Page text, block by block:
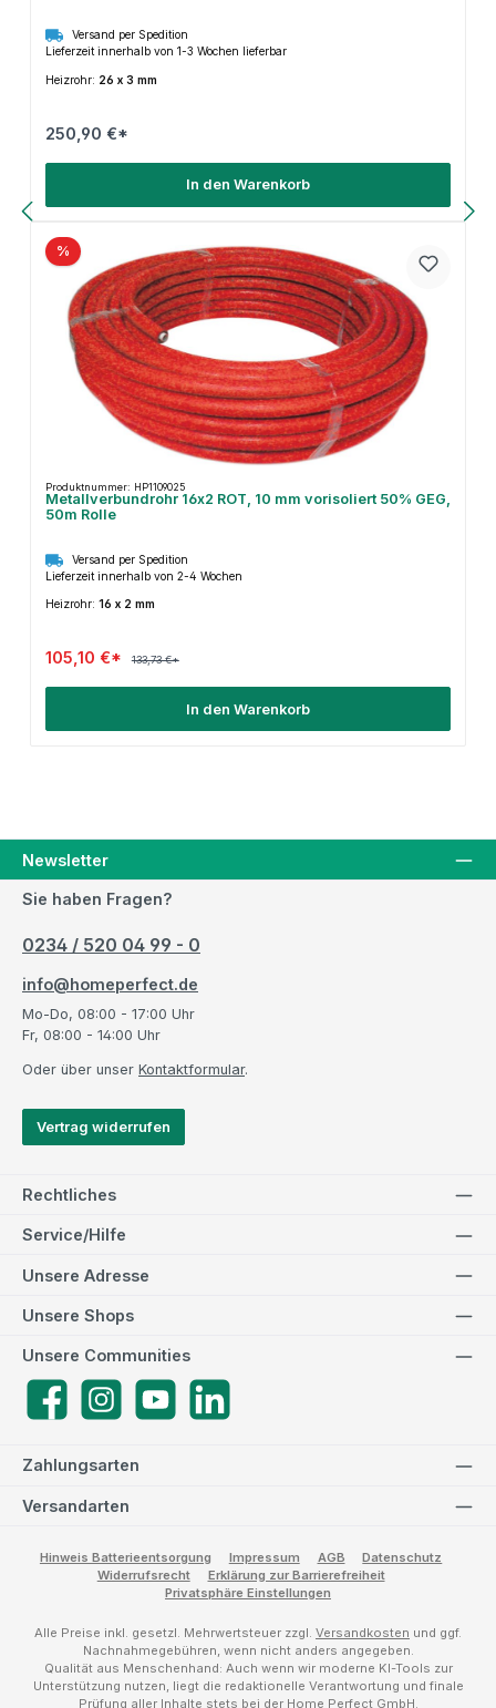
Versand per Spedition
Lieferzeit innerhalb von 1-3 Wochen lieferbar
Heizrohr: 26 x 3 mm
250,90 €*
In den Warenkorb
%
Produktnummer: HP1109025
Metallverbundrohr 16x2 ROT, 10 mm vorisoliert 50% GEG,
50m Rolle
Versand per Spedition
Lieferzeit innerhalb von 2-4 Wochen
Heizrohr: 16 x 2 mm
105,10 €* 133,73 €*
In den Warenkorb
Newsletter
Sie haben Fragen?
0234 / 520 04 99 - 0
info@homeperfect.de
Mo-Do, 08:00 - 17:00 Uhr
Fr, 08:00 - 14:00 Uhr
Oder über unser Kontaktformular.
Vertrag widerrufen
Rechtliches
Service/Hilfe
Zahlungsarten
Versandarten
Unsere Adresse
Unsere Communities
FacebookInstagramYouTube
Unsere Shops
Hinweis Batterieentsorgung Impressum AGB
Datenschutz
Widerrufsrecht
Erklärung zur Barrierefreiheit
Privatsphäre Einstellungen
Alle Preise inkl. gesetzl. Mehrwertsteuer zzgl. Versandkosten und ggf.
Nachnahmegebühren, wenn nicht anders angegeben.
Qualität aus Menschenhand: Auch wenn wir moderne KI-Tools zur
Unterstützung nutzen, liegt die redaktionelle Verantwortung und finale
Prüfung aller Inhalte stets bei der Home Perfect GmbH.